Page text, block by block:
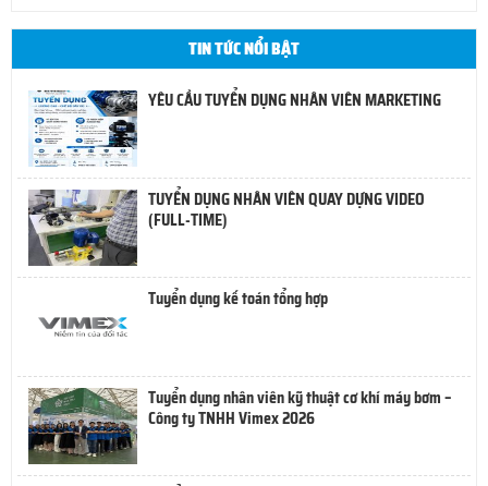
TIN TỨC NỔI BẬT
YÊU CẦU TUYỂN DỤNG NHÂN VIÊN MARKETING
TUYỂN DỤNG NHÂN VIÊN QUAY DỰNG VIDEO
(FULL-TIME)
Tuyển dụng kế toán tổng hợp
Tuyển dụng nhân viên kỹ thuật cơ khí máy bơm –
Công ty TNHH Vimex 2026